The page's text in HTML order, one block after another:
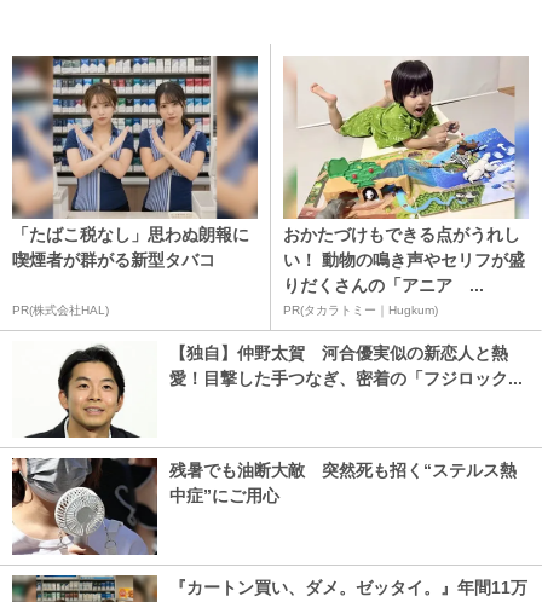
「たばこ税なし」思わぬ朗報に
喫煙者が群がる新型タバコ
PR(株式会社HAL)
おかたづけもできる点がうれし
い！ 動物の鳴き声やセリフが盛
りだくさんの「アニア ...
PR(タカラトミー｜Hugkum)
【独自】仲野太賀 河合優実似の新恋人と熱
愛！目撃した手つなぎ、密着の「フジロック...
残暑でも油断大敵 突然死も招く“ステルス熱
中症”にご用心
『カートン買い、ダメ。ゼッタイ。』年間11万